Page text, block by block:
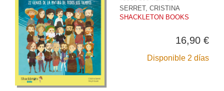
SERRET, CRISTINA
SHACKLETON BOOKS
16,90 €
Disponible 2 días